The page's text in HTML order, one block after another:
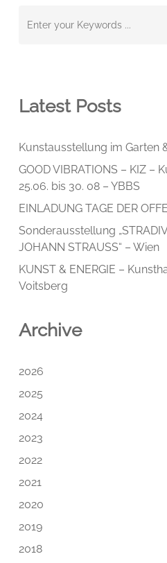
Latest Posts
Kunstausstellung im Garten
GOOD VIBRATIONS – KIZ –
25.06. bis 30. 08 – YBBS
EINLADUNG TAGE DER
Sonderausstellung
JOHANN STRAUSS“ – Wien
KUNST & ENERGIE –
Voitsberg
Archive
2026
2025
2024
2023
2022
2021
2020
2019
2018